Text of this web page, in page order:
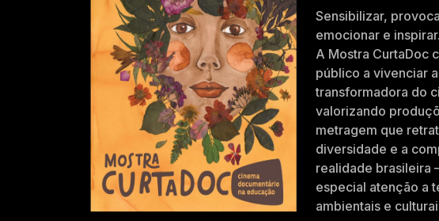
Sensibilizar,
emocionar e inspirar.
A Mostra CurtaDoc
público a vivenciar
transformadora do
valorizando
metragem que
diversidade e a
realidade brasileira
especial atenção a
ambientais e